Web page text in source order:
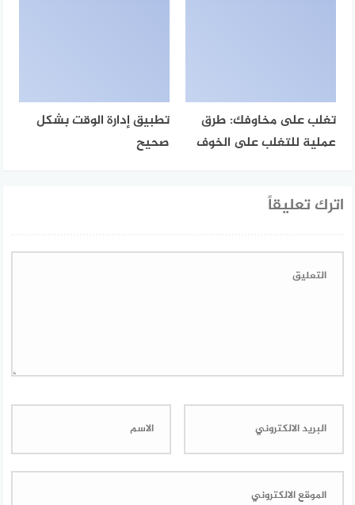
تغلب على مخاوفك: طرق
عملية للتغلب على الخوف
تطبيق إدارة الوقت بشكل
صحيح
اترك تعليقاً